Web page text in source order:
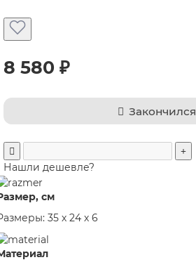
8 580 ₽
Закончился
Нашли дешевле?
см
35 х 24 х 6